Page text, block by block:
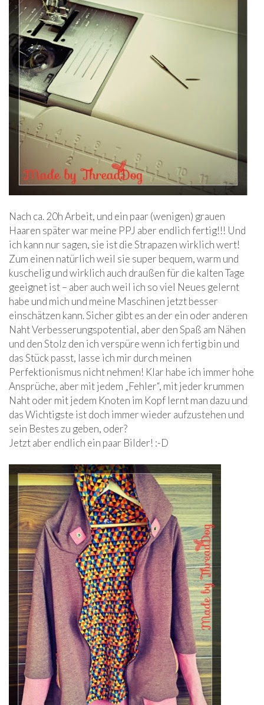
Nach ca. 20h Arbeit, und ein paar (wenigen) grauen
Haaren später war meine PPJ aber endlich fertig!!! Und
ich kann nur sagen, sie ist die Strapazen wirklich wert!
Zum einen natürlich weil sie super bequem, warm und
kuschelig und wirklich auch draußen für die kalten Tage
geeignet ist – aber auch weil ich so viel Neues gelernt
habe und mich und meine Maschinen jetzt besser
einschätzen kann. Sicher gibt es an der ein oder anderen
Naht Verbesserungspotential, aber den Spaß am Nähen
und den Stolz den ich verspüre wenn ich fertig bin und
das Stück passt, lasse ich mir durch meinen
Perfektionismus nicht nehmen! Klar habe ich immer hohe
Ansprüche, aber mit jedem „Fehler“, mit jeder krummen
Naht oder mit jedem Knoten im Kopf lernt man dazu und
das Wichtigste ist doch immer wieder aufzustehen und
sein Bestes zu geben, oder?
Jetzt aber endlich ein paar Bilder! :-D